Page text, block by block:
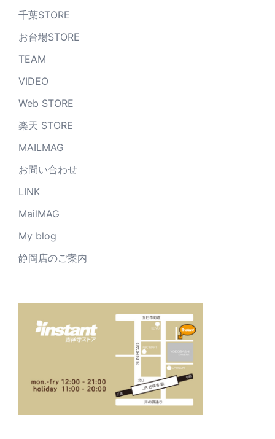
千葉STORE
お台場STORE
TEAM
VIDEO
Web STORE
楽天 STORE
MAILMAG
お問い合わせ
LINK
MailMAG
My blog
静岡店のご案内